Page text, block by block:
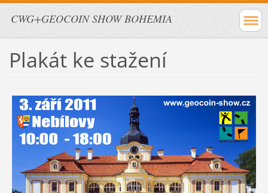
CWG+GEOCOIN SHOW BOHEMIA
Plakát ke stažení